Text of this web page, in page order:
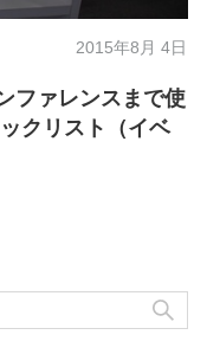
2015年8月 4日
ファレンスまで使
クリスト（イベ